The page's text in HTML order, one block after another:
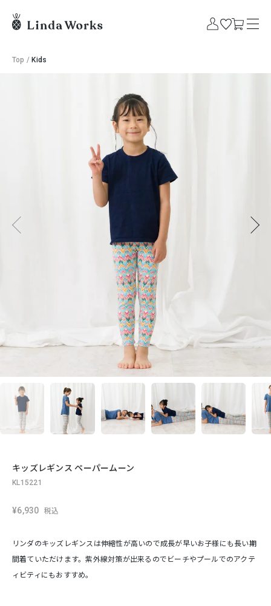
Top / Kids
キッズレギンス ペーパームーン
KL15221
¥6,930 税込
リンダのキッズレギンスは伸縮性が高いので成長が早いお子様にも長い期
間着ていただけます。紫外線対策が出来るのでビーチやプールでのアクテ
ィビティにもおすすめ。